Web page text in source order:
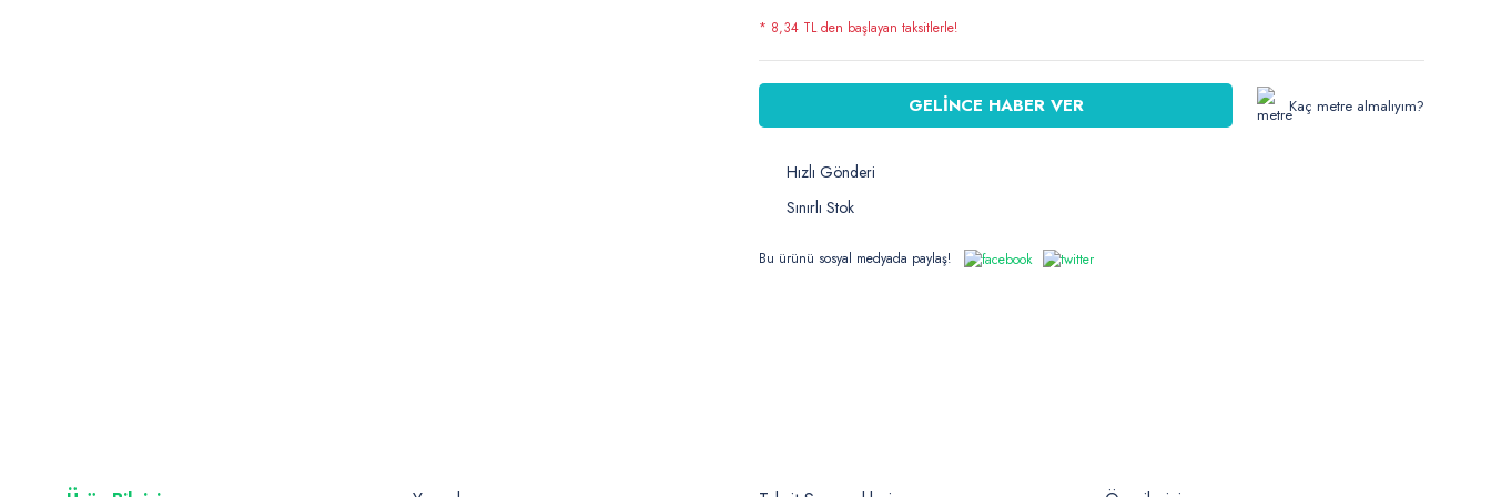
* 8,34 TL den başlayan taksitlerle!
GELİNCE HABER VER Kaç metre almalıyım?
Hızlı Gönderi
Sınırlı Stok
Bu ürünü sosyal medyada paylaş!